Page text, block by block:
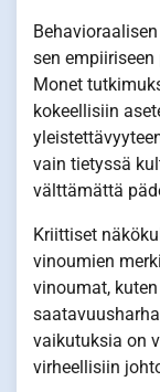
sen
Monet
kokeellisiin
vain tietyssä
välttämättä
Kriittiset
vinoumien
vinoumat,
vaikutuksia on
virheellisiin